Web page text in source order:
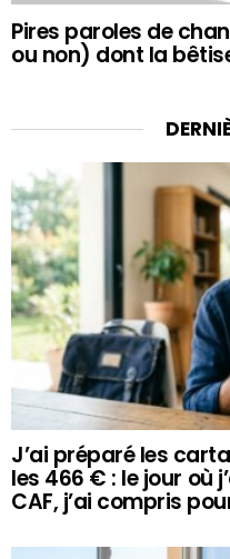
Pires paroles de
ou non) dont la
J’ai préparé les
les 466 € : le jour où
CAF, j’ai compris